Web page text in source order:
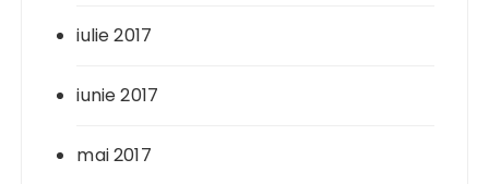
iulie 2017
iunie 2017
mai 2017